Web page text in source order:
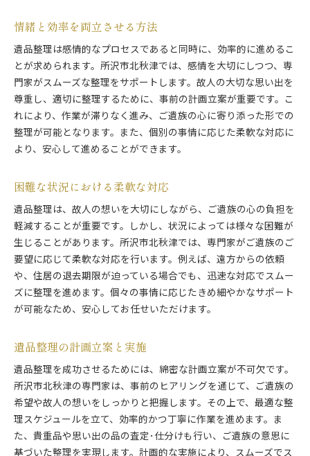
故人の物語を未来に繋ぐ工夫
遺品整理を通じたコミュニケーション
遺品整理を円滑に進める所沢市北秋津のプロフェッシ
ョナル
円滑な進行を支えるスケジュール管理
迅速な対応で遺族の負担を軽減
整理前の事前準備と計画
効率を高めるための道具と技術
プロフェッショナルの信念と責任
所沢市北秋津での遺品整理における個別対応の重要性
個別のニーズに応じた柔軟な対応
家族構成に応じた提案と配慮
特別な依頼への対応能力
各家庭の文化や価値観への理解
異なる状況における適切な方法
遺品整理で所沢市北秋津のご家族を支える誠実なサー
ビス
誠実さが生む信頼と安心
ご家族との密なコミュニケーション
遺族の立場に立った配慮と対応
誠実なサービスが提供する価値
情緒と効率を両立させる方法
遺品整理は感情的なプロセスであると同時に、効率的に進めるこ
とが求められます。所沢市北秋津では、感情を大切にしつつ、専
門家がスムーズな整理をサポートします。故人の大切な思い出を
尊重し、適切に整理するために、事前の計画立案が重要です。こ
れにより、作業が滞りなく進み、ご遺族の心に寄り添った形での
整理が可能となります。また、個別の事情に応じた柔軟な対応に
より、安心して進めることができます。
困難な状況における柔軟な対応
遺品整理は、故人の想いを大切にしながら、ご遺族の心の負担を
軽減することが重要です。しかし、状況によっては様々な困難が
生じることがあります。所沢市北秋津では、専門家がご遺族のご
要望に応じて柔軟な対応を行います。例えば、遠方からの依頼
や、住居の退去期限が迫っている場合でも、迅速な対応でスムー
ズに整理を進めます。個々の事情に応じたきめ細やかなサポート
が可能なため、安心してお任せいただけます。
遺品整理の計画立案と実施
遺品整理を成功させるためには、綿密な計画立案が不可欠です。
所沢市北秋津の専門家は、事前のヒアリングを通じて、ご遺族の
希望や故人の想いをしっかりと把握します。その上で、最適な整
理スケジュールを立て、効率的かつ丁寧に作業を進めます。ま
た、貴重品や思い出の品の査定･仕分けも行い、ご遺族の意思に